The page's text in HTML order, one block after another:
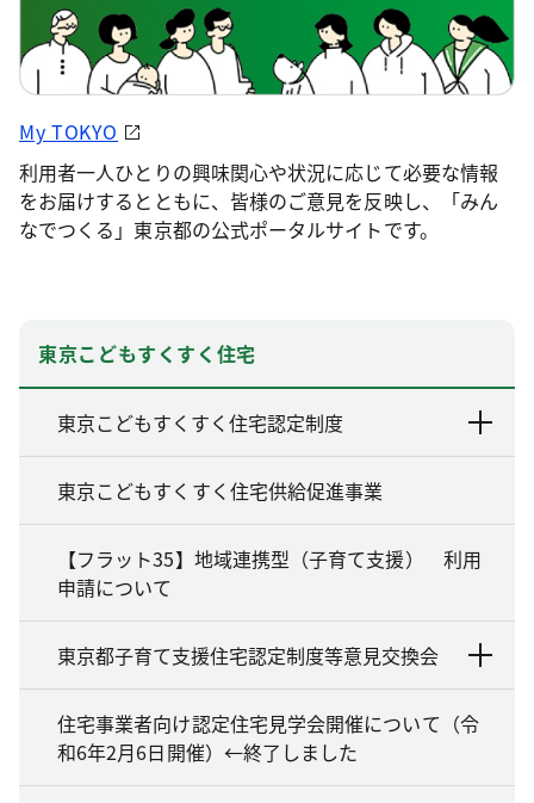
My TOKYO
利用者一人ひとりの興味関心や状況に応じて必要な情報
をお届けするとともに、皆様のご意見を反映し、「みん
なでつくる」東京都の公式ポータルサイトです。
東京こどもすくすく住宅
東京こどもすくすく住宅認定制度
東京こどもすくすく住宅供給促進事業
【フラット35】地域連携型（子育て支援） 利用
申請について
東京都子育て支援住宅認定制度等意見交換会
住宅事業者向け認定住宅見学会開催について（令
和6年2月6日開催）←終了しました